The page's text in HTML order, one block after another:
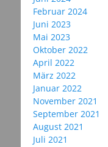
Februar 2024
Juni 2023
Mai 2023
Oktober 2022
April 2022
März 2022
Januar 2022
November 2021
September 2021
August 2021
Juli 2021